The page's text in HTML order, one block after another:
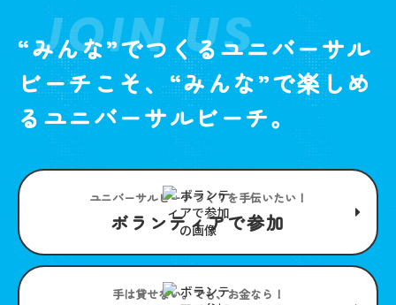
JOIN US
“みんな”でつくるユニバーサル
ビーチこそ、“みんな”で楽しめ
るユニバーサルビーチ。
ユニバーサルビーチつくりを手伝いたい！
ボランティアで参加
手は貸せない。でも、お金なら！